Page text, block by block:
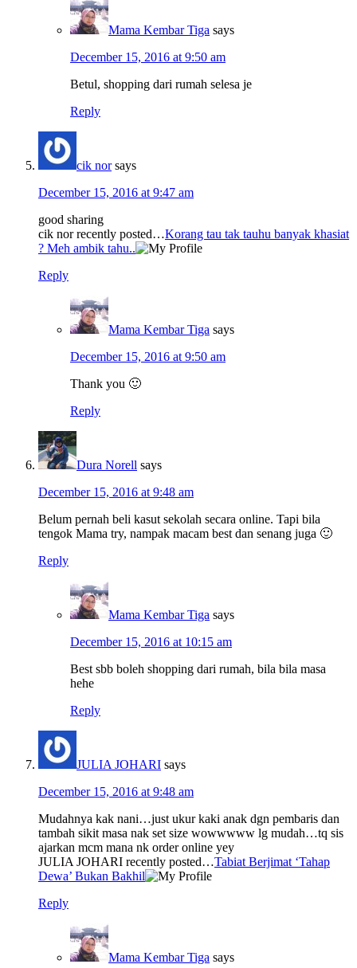
Mama Kembar Tiga says
December 15, 2016 at 9:50 am
Betul, shopping dari rumah selesa je
Reply
cik nor says
December 15, 2016 at 9:47 am
good sharing
cik nor recently posted…Korang tau tak tauhu banyak khasiat
? Meh ambik tahu..
Reply
Mama Kembar Tiga says
December 15, 2016 at 9:50 am
Thank you 🙂
Reply
Dura Norell says
December 15, 2016 at 9:48 am
Belum pernah beli kasut sekolah secara online. Tapi bila
tengok Mama try, nampak macam best dan senang juga 🙂
Reply
Mama Kembar Tiga says
December 15, 2016 at 10:15 am
Best sbb boleh shopping dari rumah, bila bila masa
hehe
Reply
JULIA JOHARI says
December 15, 2016 at 9:48 am
Mudahnya kak nani…just ukur kaki anak dgn pembaris dan
tambah sikit masa nak set size wowwwww lg mudah…tq sis
ajarkan mcm mana nk order online yey
JULIA JOHARI recently posted…Tabiat Berjimat ‘Tahap
Dewa’ Bukan Bakhil
Reply
Mama Kembar Tiga says